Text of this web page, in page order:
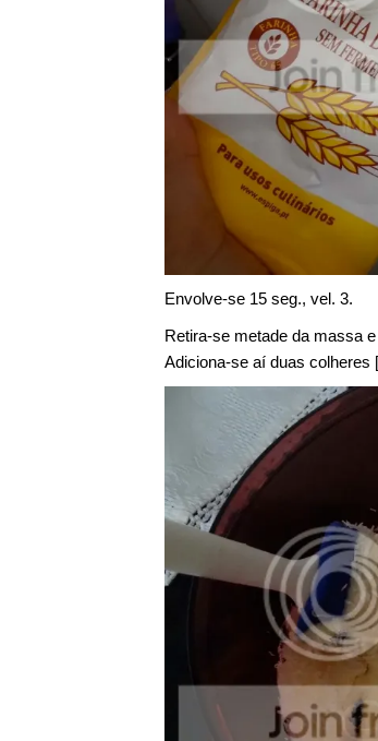
Envolve-se 15 seg., vel. 3.
Retira-se metade da massa
Adiciona-se aí duas colheres